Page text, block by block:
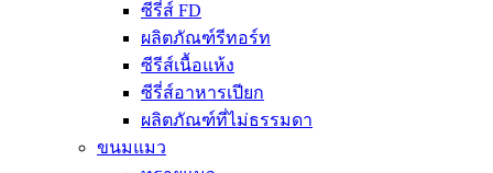
ซีรี่ส์ FD
ผลิตภัณฑ์รีทอร์ท
ซีรีส์เนื้อแห้ง
ซีรี่ส์อาหารเปียก
ผลิตภัณฑ์ที่ไม่ธรรมดา
ขนมแมว